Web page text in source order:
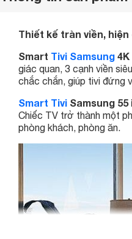
Thiết kế tràn viền,
Smart Tivi Samsung 4K
giác quan, 3 cạnh viền
chắc chắn, giúp tivi đứng
Smart Tivi Samsung 55
Chiếc TV trở thành một
phòng khách, phòng ăn.